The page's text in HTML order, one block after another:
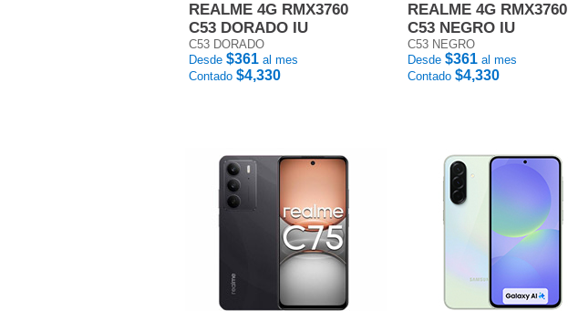
REALME 4G RMX3760
C53 DORADO IU
C53 DORADO
Desde $361 al mes
Contado $4,330
REALME 4G RMX3760
C53 NEGRO IU
C53 NEGRO
Desde $361 al mes
Contado $4,330